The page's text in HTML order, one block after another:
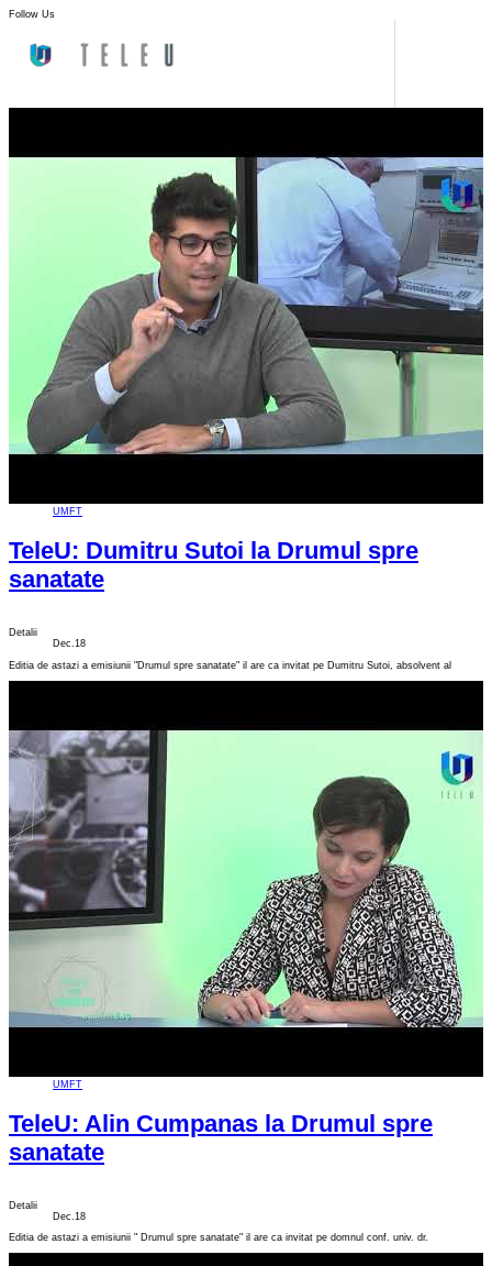
Follow Us
UMFT
TeleU: Dumitru Sutoi la Drumul spre
sanatate
Detalii
Dec.18
Editia de astazi a emisiunii "Drumul spre sanatate" il are ca invitat pe Dumitru Sutoi, absolvent al
UMFT
TeleU: Alin Cumpanas la Drumul spre
sanatate
Detalii
Dec.18
Editia de astazi a emisiunii " Drumul spre sanatate" il are ca invitat pe domnul conf. univ. dr.